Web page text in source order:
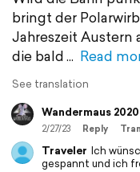
bringt der
Jahreszeit Austern
die bald
Read
See translation
Wandermaus 2020
2/27/23 Reply
Traveler Ich
gespannt und ich